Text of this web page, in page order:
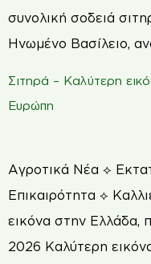
συνολική σοδειά
Ηνωμένο Βασίλειο,
Σιτηρά – Καλύτερη
Ευρώπη
Αγροτικά Νέα ⟡
Επικαιρότητα ⟡
εικόνα στην Ελλάδα,
2026 Καλύτερη